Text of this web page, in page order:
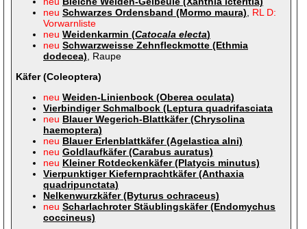
neu Schwarzes Ordensband (Mormo maura)
RL D:
Vorwarnliste
neu Weidenkarmin (Catocala electa)
neu Schwarzweisse Zehnfleckmotte (Ethmia
dodecea) , Raupe
Käfer (Coleoptera)
neu Weiden-Linienbock (Oberea oculata)
Vierbindiger Schmalbock (Leptura quadrifasciata
neu Blauer Wegerich-Blattkäfer (Chrysolina
haemoptera)
neu Blauer Erlenblattkäfer (Agelastica alni)
neu Goldlaufkäfer (Carabus auratus)
neu Kleiner Rotdeckenkäfer (Platycis minutus)
Vierpunktiger Kiefernprachtkäfer (Anthaxia
quadripunctata)
Nelkenwurzkäfer (Byturus ochraceus)
neu Scharlachroter Stäublingskäfer (Endomychus
coccineus)